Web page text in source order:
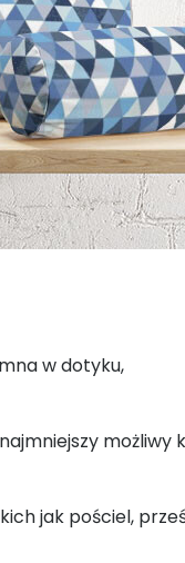
w dotyku,
możliwy
jak pościel,